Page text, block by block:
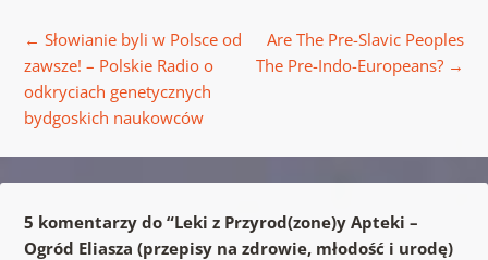
← Słowianie byli w Polsce od
zawsze! – Polskie Radio o
odkryciach genetycznych
bydgoskich naukowców
Are The Pre-Slavic Peoples
The Pre-Indo-Europeans? →
5 komentarzy do “Leki z Przyrod(zone)y Apteki –
Ogród Eliasza (przepisy na zdrowie, młodość i urodę)